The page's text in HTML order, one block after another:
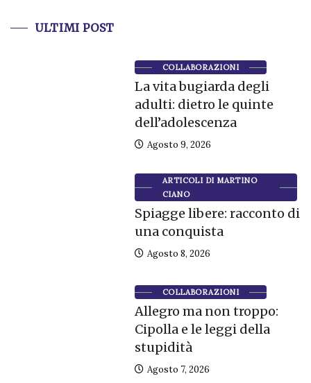
ULTIMI POST
COLLABORAZIONI
La vita bugiarda degli
adulti: dietro le quinte
dell’adolescenza
Agosto 9, 2026
ARTICOLI DI MARTINO
CIANO
Spiagge libere: racconto di
una conquista
Agosto 8, 2026
COLLABORAZIONI
Allegro ma non troppo:
Cipolla e le leggi della
stupidità
Agosto 7, 2026